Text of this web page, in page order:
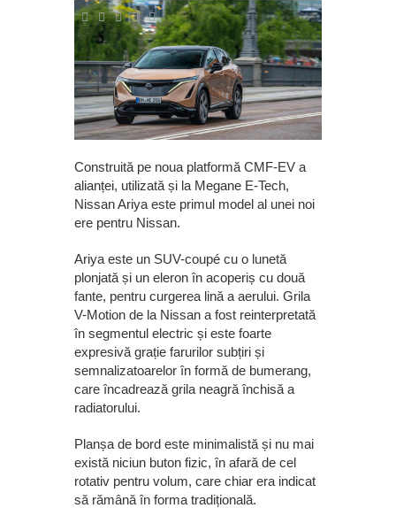
Construită pe noua platformă CMF-EV a
alianței, utilizată și la Megane E-Tech,
Nissan Ariya este primul model al unei noi
ere pentru Nissan.
Ariya este un SUV-coupé cu o lunetă
plonjată și un eleron în acoperiș cu două
fante, pentru curgerea lină a aerului. Grila
V-Motion de la Nissan a fost reinterpretată
în segmentul electric și este foarte
expresivă grație farurilor subțiri și
semnalizatoarelor în formă de bumerang,
care încadrează grila neagră închisă a
radiatorului.
Planșa de bord este minimalistă și nu mai
există niciun buton fizic, în afară de cel
rotativ pentru volum, care chiar era indicat
să rămână în forma tradițională.